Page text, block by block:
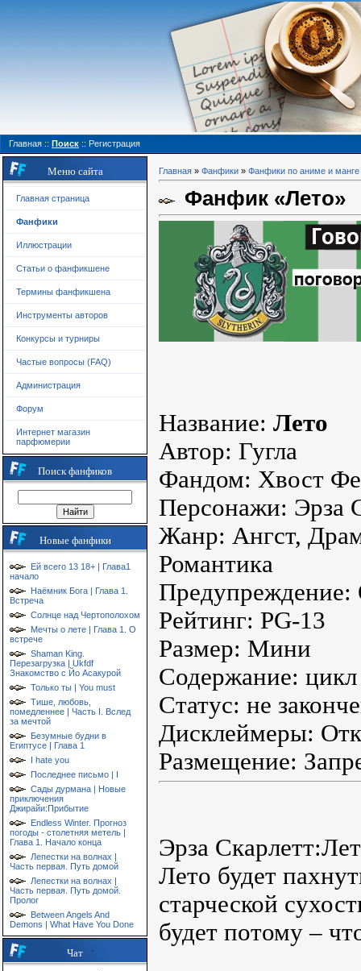
Главная :: Поиск :: Регистрация
Меню сайта
Главная страница
Фанфики
Иллюстрации
Статьи о фанфикшене
Термины фанфикшена
Инструменты авторов
Конкурсы и турниры
Частые вопросы (FAQ)
Администрация
Форум
Интернет магазин
парфюмерии
Поиск фанфиков
Новые фанфики
Ей всего 13 18+ | Глава1
начало
Наёмник Бога | Глава 1.
Встреча
Солнце над Чертополохом
Мечты о лете | Глава 1. О
встрече
Shaman King.
Перезагрузка | Ukfdf
Знакомство с Йо Асакурой
Только ты | You must
Тише, любовь,
помедленнее | Часть I. Вслед
за мечтой
Безумные будни в
Египтусе | Глава 1
I hate you
Последнее письмо | I
Сады дурмана | Новые
приключения
Джирайи:Прибытие
Endless Winter. Прогноз
погоды - столетняя метель |
Глава 1. Начало конца
Лепестки на волнах |
Часть первая. Путь домой
Лепестки на волнах |
Часть первая. Путь домой.
Пролог
Between Angels And
Demons | What Have You Done
Чат
Главная » Фанфики » Фанфики по аниме и манге
Фанфик «Лето»
Название: Лето
Автор: Гугла
Фандом: Хвост
Персонажи: Эрза
Жанр: Ангст,
Романтика
Предупреждение:
Рейтинг: PG-13
Размер: Мини
Содержание:
Статус: не
Дисклеймеры:
Размещение:
Эрза
Лето будет
старческой
будет потому –